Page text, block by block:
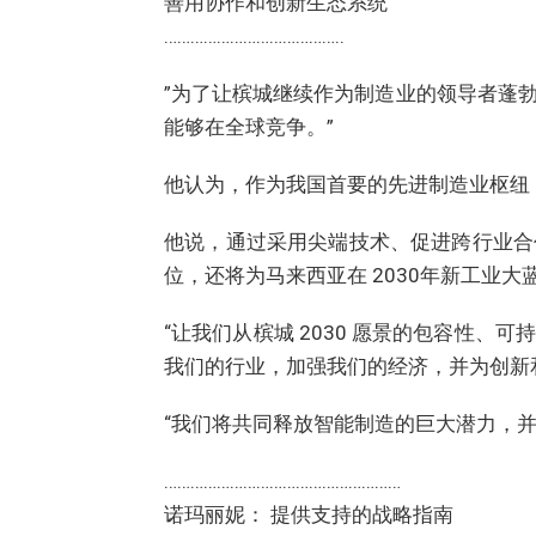
…………………………………..
”为了让槟城继续作为制造业的领导者蓬
能够在全球竞争。”
他认为，作为我国首要的先进制造业枢
他说，通过采用尖端技术、促进跨行业
位，还将为马来西亚在 2030年新工业大
“让我们从槟城 2030 愿景的包容性、可
我们的行业，加强我们的经济，并为创
“我们将共同释放智能制造的巨大潜力，
………………………………………………
诺玛丽妮： 提供支持的战略指南